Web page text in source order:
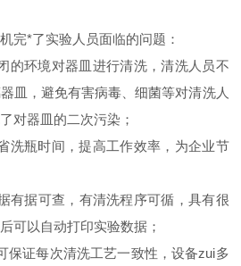
完*了实验人员面临的问题：
的环境对器皿进行清洗，清洗人员不
皿，避免有害病毒、细菌等对清洗人
对器皿的二次污染；
洗瓶时间，提高工作效率，为企业节
有据可查，有清洗程序可循，具有很
可以自动打印实验数据；
保证每次清洗工艺一致性，设备zui多